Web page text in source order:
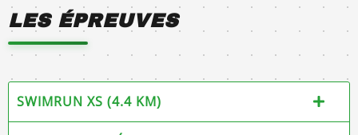
LES ÉPREUVES
SWIMRUN XS (4.4 KM)